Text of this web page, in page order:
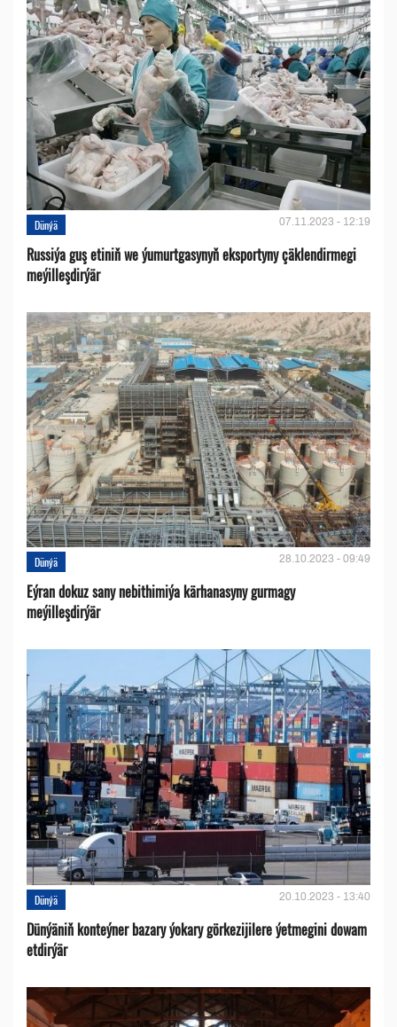
Dünýä 07.11.2023 - 12:19
Russiýa guş etiniň we ýumurtgasynyň eksportyny çäklendirmegi
meýilleşdirýär
Dünýä 28.10.2023 - 09:49
Eýran dokuz sany nebithimiýa kärhanasyny gurmagy
meýilleşdirýär
Dünýä 20.10.2023 - 13:40
Dünýäniň konteýner bazary ýokary görkezijilere ýetmegini dowam
etdirýär